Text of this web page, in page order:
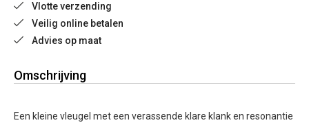
Vlotte verzending
Veilig online betalen
Advies op maat
Omschrijving
Een kleine vleugel met een verassende klare klank en resonantie